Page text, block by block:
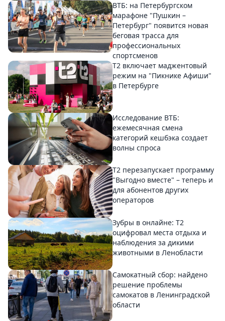
ВТБ: на Петербургском
марафоне "Пушкин –
Петербург" появится новая
беговая трасса для
профессиональных
спортсменов
Т2 включает маджентовый
режим на "Пикнике Афиши"
в Петербурге
Исследование ВТБ:
ежемесячная смена
категорий кешбэка создает
волны спроса
Т2 перезапускает программу
"Выгодно вместе" – теперь и
для абонентов других
операторов
Зубры в онлайне: Т2
оцифровал места отдыха и
наблюдения за дикими
животными в Ленобласти
Самокатный сбор: найдено
решение проблемы
самокатов в Ленинградской
области